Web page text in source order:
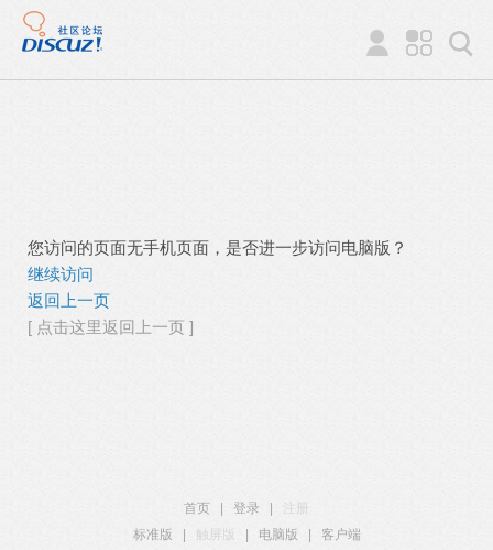
您访问的页面无手机页面，是否进一步访问电脑版？
继续访问
返回上一页
[ 点击这里返回上一页 ]
首页 登录
注册
标准版
触屏版 电脑版
客户端